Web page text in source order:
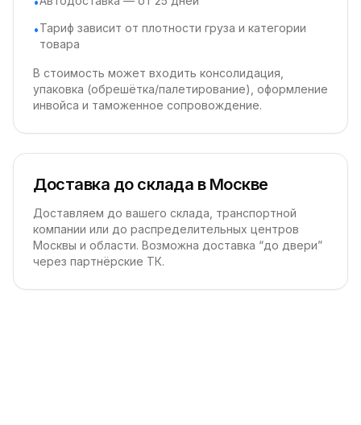
•Тариф зависит от плотности груза и категории
товара
В стоимость может входить консолидация,
упаковка (обрешётка/палетирование), оформление
инвойса и таможенное сопровождение.
Доставка до склада в Москве
Доставляем до вашего склада, транспортной
компании или до распределительных центров
Москвы и области. Возможна доставка “до двери”
через партнёрские ТК.